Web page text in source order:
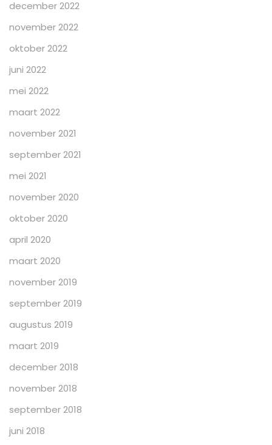
december 2022
november 2022
oktober 2022
juni 2022
mei 2022
maart 2022
november 2021
september 2021
mei 2021
november 2020
oktober 2020
april 2020
maart 2020
november 2019
september 2019
augustus 2019
maart 2019
december 2018
november 2018
september 2018
juni 2018